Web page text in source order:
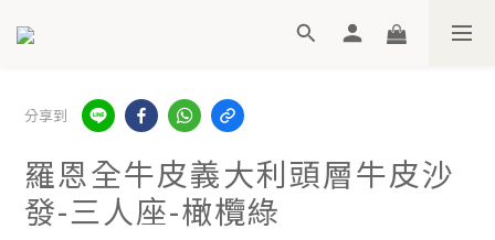
分享到
羅恩全牛皮義大利頭層牛皮沙
發-三人座-橄欖綠